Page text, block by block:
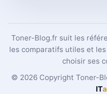
Toner-Blog.fr suit les
les comparatifs utiles et
choisir ses
© 2026 Copyright Toner-
IT